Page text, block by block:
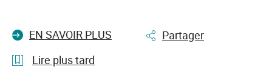
EN SAVOIR PLUS
Partager
Lire plus tard